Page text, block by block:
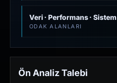
Veri · Performans · Sistem
ODAK ALANLARI
Ön Analiz Talebi